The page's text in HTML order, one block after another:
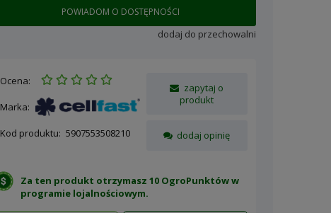
POWIADOM O DOSTĘPNOŚCI
dodaj do przechowalni
Ocena:
Marka:
Kod produktu: 5907553508210
zapytaj o
produkt
dodaj opinię
Za ten produkt otrzymasz 10 OgroPunktów w
programie lojalnościowym.